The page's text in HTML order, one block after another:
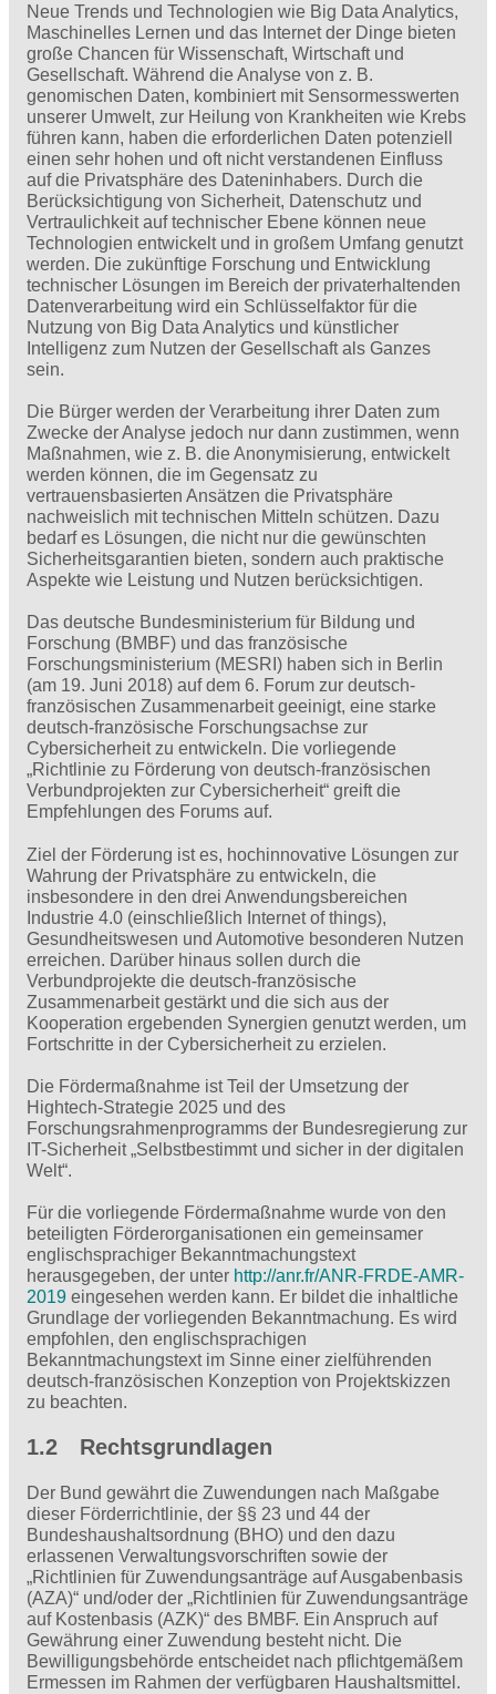
Neue Trends und Technologien wie Big Data Analytics,
Maschinelles Lernen und das Internet der Dinge bieten
große Chancen für Wissenschaft, Wirtschaft und
Gesellschaft. Während die Analyse von z. B.
genomischen Daten, kombiniert mit Sensormesswerten
unserer Umwelt, zur Heilung von Krankheiten wie Krebs
führen kann, haben die erforderlichen Daten potenziell
einen sehr hohen und oft nicht verstandenen Einfluss
auf die Privatsphäre des Dateninhabers. Durch die
Berücksichtigung von Sicherheit, Datenschutz und
Vertraulichkeit auf technischer Ebene können neue
Technologien entwickelt und in großem Umfang genutzt
werden. Die zukünftige Forschung und Entwicklung
technischer Lösungen im Bereich der privaterhaltenden
Datenverarbeitung wird ein Schlüsselfaktor für die
Nutzung von Big Data Analytics und künstlicher
Intelligenz zum Nutzen der Gesellschaft als Ganzes
sein.
Die Bürger werden der Verarbeitung ihrer Daten zum
Zwecke der Analyse jedoch nur dann zustimmen, wenn
Maßnahmen, wie z. B. die Anonymisierung, entwickelt
werden können, die im Gegensatz zu
vertrauensbasierten Ansätzen die Privatsphäre
nachweislich mit technischen Mitteln schützen. Dazu
bedarf es Lösungen, die nicht nur die gewünschten
Sicherheitsgarantien bieten, sondern auch praktische
Aspekte wie Leistung und Nutzen berücksichtigen.
Das deutsche Bundesministerium für Bildung und
Forschung (BMBF) und das französische
Forschungsministerium (MESRI) haben sich in Berlin
(am 19. Juni 2018) auf dem 6. Forum zur deutsch-
französischen Zusammenarbeit geeinigt, eine starke
deutsch-französische Forschungsachse zur
Cybersicherheit zu entwickeln. Die vorliegende
„Richtlinie zu Förderung von deutsch-französischen
Verbundprojekten zur Cybersicherheit“ greift die
Empfehlungen des Forums auf.
Ziel der Förderung ist es, hochinnovative Lösungen zur
Wahrung der Privatsphäre zu entwickeln, die
insbesondere in den drei Anwendungsbereichen
Industrie 4.0 (einschließlich Internet of things),
Gesundheitswesen und Automotive besonderen Nutzen
erreichen. Darüber hinaus sollen durch die
Verbundprojekte die deutsch-französische
Zusammenarbeit gestärkt und die sich aus der
Kooperation ergebenden Synergien genutzt werden, um
Fortschritte in der Cybersicherheit zu erzielen.
Die Fördermaßnahme ist Teil der Umsetzung der
Hightech-Strategie 2025 und des
Forschungsrahmenprogramms der Bundesregierung zur
IT-Sicherheit „Selbstbestimmt und sicher in der digitalen
Welt“.
Für die vorliegende Fördermaßnahme wurde von den
beteiligten Förderorganisationen ein gemeinsamer
englischsprachiger Bekanntmachungstext
herausgegeben, der unter http://anr.fr/ANR-FRDE-AMR-
2019 eingesehen werden kann. Er bildet die inhaltliche
Grundlage der vorliegenden Bekanntmachung. Es wird
empfohlen, den englischsprachigen
Bekanntmachungstext im Sinne einer zielführenden
deutsch-französischen Konzeption von Projektskizzen
zu beachten.
1.2 Rechtsgrundlagen
Der Bund gewährt die Zuwendungen nach Maßgabe
dieser Förderrichtlinie, der §§ 23 und 44 der
Bundeshaushaltsordnung (BHO) und den dazu
erlassenen Verwaltungsvorschriften sowie der
„Richtlinien für Zuwendungsanträge auf Ausgabenbasis
(AZA)“ und/oder der „Richtlinien für Zuwendungsanträge
auf Kostenbasis (AZK)“ des BMBF. Ein Anspruch auf
Gewährung einer Zuwendung besteht nicht. Die
Bewilligungsbehörde entscheidet nach pflichtgemäßem
Ermessen im Rahmen der verfügbaren Haushaltsmittel.